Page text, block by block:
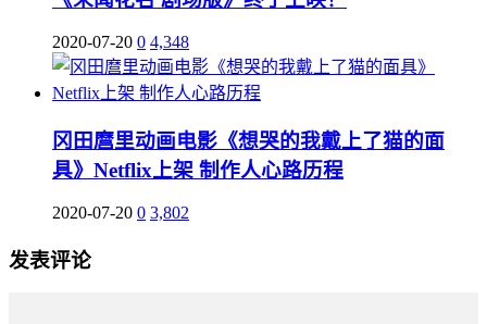
2020-07-20 0 4,348
冈田麿里动画电影《想哭的我戴上了猫的面
具》Netflix上架 制作人心路历程
2020-07-20 0 3,802
发表评论